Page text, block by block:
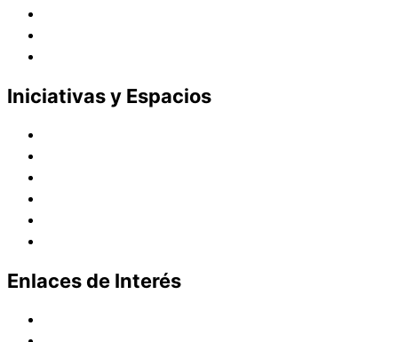
Iniciativas y Espacios
Enlaces de Interés